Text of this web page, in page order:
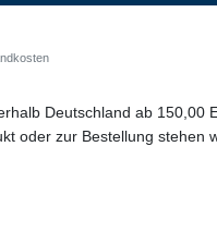
Deutschland ab 150,00
oder zur Bestellung stehen